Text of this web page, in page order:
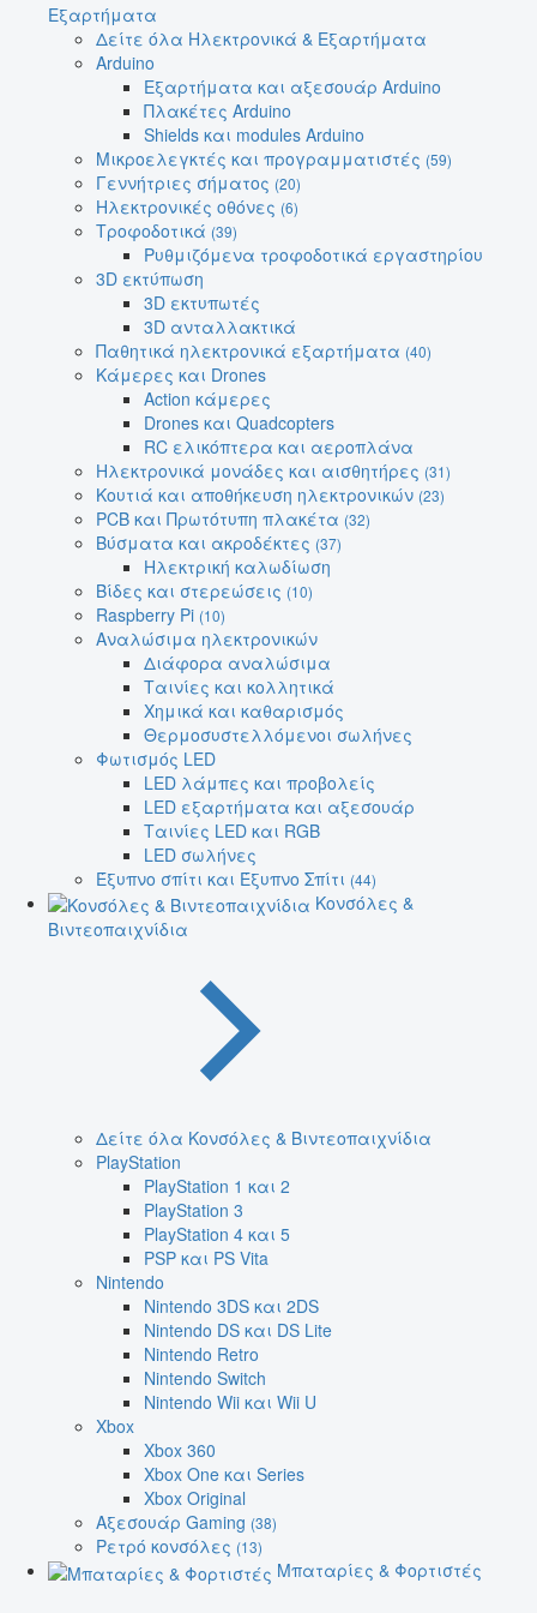
Εξαρτήματα
Δείτε όλα Ηλεκτρονικά & Εξαρτήματα
Arduino
Εξαρτήματα και αξεσουάρ Arduino
Πλακέτες Arduino
Shields και modules Arduino
Μικροελεγκτές και προγραμματιστές (59)
Γεννήτριες σήματος (20)
Ηλεκτρονικές οθόνες (6)
Τροφοδοτικά (39)
Ρυθμιζόμενα τροφοδοτικά εργαστηρίου
3D εκτύπωση
3D εκτυπωτές
3D ανταλλακτικά
Παθητικά ηλεκτρονικά εξαρτήματα (40)
Κάμερες και Drones
Action κάμερες
Drones και Quadcopters
RC ελικόπτερα και αεροπλάνα
Ηλεκτρονικά μονάδες και αισθητήρες (31)
Κουτιά και αποθήκευση ηλεκτρονικών (23)
PCB και Πρωτότυπη πλακέτα (32)
Βύσματα και ακροδέκτες (37)
Ηλεκτρική καλωδίωση
Βίδες και στερεώσεις (10)
Raspberry Pi (10)
Αναλώσιμα ηλεκτρονικών
Διάφορα αναλώσιμα
Ταινίες και κολλητικά
Χημικά και καθαρισμός
Θερμοσυστελλόμενοι σωλήνες
Φωτισμός LED
LED λάμπες και προβολείς
LED εξαρτήματα και αξεσουάρ
Ταινίες LED και RGB
LED σωλήνες
Έξυπνο σπίτι και Έξυπνο Σπίτι (44)
Κονσόλες &
Βιντεοπαιχνίδια
Δείτε όλα Κονσόλες & Βιντεοπαιχνίδια
PlayStation
PlayStation 1 και 2
PlayStation 3
PlayStation 4 και 5
PSP και PS Vita
Nintendo
Nintendo 3DS και 2DS
Nintendo DS και DS Lite
Nintendo Retro
Nintendo Switch
Nintendo Wii και Wii U
Xbox
Xbox 360
Xbox One και Series
Xbox Original
Αξεσουάρ Gaming (38)
Ρετρό κονσόλες (13)
Μπαταρίες & Φορτιστές